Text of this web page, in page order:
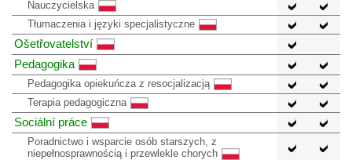
Nauczycielska
Tłumaczenia i języki specjalistyczne
Ošetřovatelství
Pedagogika
Pedagogika opiekuńcza z resocjalizacją
Terapia pedagogiczna
Sociální práce
Poradnictwo i wsparcie osób starszych, z
niepełnosprawnością i przewlekle chorych